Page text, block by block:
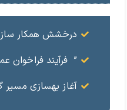
درخشش همکار
” فرآيند فراخوان
آغاز بهسازی مسیر